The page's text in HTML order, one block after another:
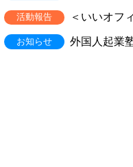
＜いいオフ
外国人起業